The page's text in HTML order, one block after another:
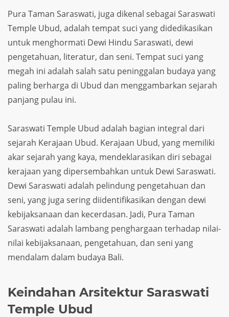
Pura Taman Saraswati, juga dikenal sebagai Saraswati
Temple Ubud, adalah tempat suci yang didedikasikan
untuk menghormati Dewi Hindu Saraswati, dewi
pengetahuan, literatur, dan seni. Tempat suci yang
megah ini adalah salah satu peninggalan budaya yang
paling berharga di Ubud dan menggambarkan sejarah
panjang pulau ini.
Saraswati Temple Ubud adalah bagian integral dari
sejarah Kerajaan Ubud. Kerajaan Ubud, yang memiliki
akar sejarah yang kaya, mendeklarasikan diri sebagai
kerajaan yang dipersembahkan untuk Dewi Saraswati.
Dewi Saraswati adalah pelindung pengetahuan dan
seni, yang juga sering diidentifikasikan dengan dewi
kebijaksanaan dan kecerdasan. Jadi, Pura Taman
Saraswati adalah lambang penghargaan terhadap nilai-
nilai kebijaksanaan, pengetahuan, dan seni yang
mendalam dalam budaya Bali.
Keindahan Arsitektur Saraswati
Temple Ubud